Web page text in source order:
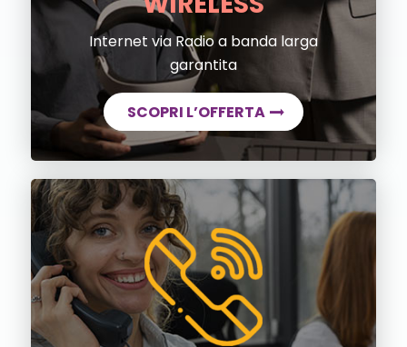
Internet via Radio a banda larga
garantita
SCOPRI L’OFFERTA